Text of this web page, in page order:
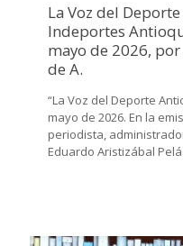
La Voz del
Indeportes
mayo de 2026,
de A.
“La Voz del Deporte
mayo de 2026. En la
periodista,
Eduardo Aristizábal